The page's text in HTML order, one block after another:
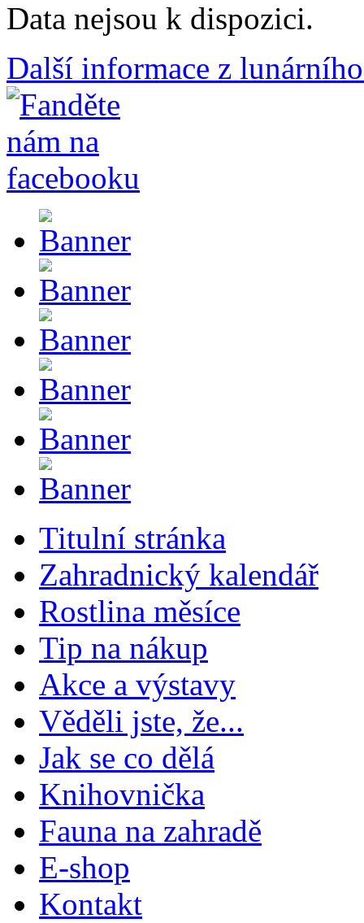
Data nejsou k dispozici.
Další informace z
Titulní stránka
Zahradnický kalendář
Rostlina měsíce
Tip na nákup
Akce a výstavy
Věděli jste, že...
Jak se co dělá
Knihovnička
Fauna na zahradě
E-shop
Kontakt